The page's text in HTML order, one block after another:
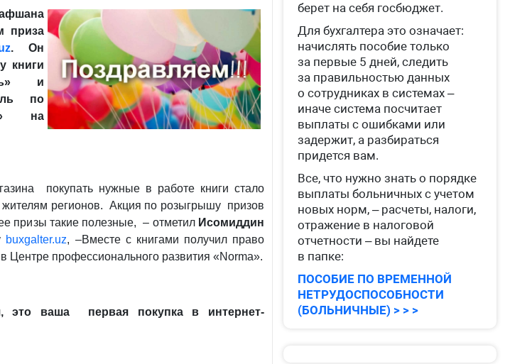
приза
. Он
книги
и
по
на
покупать нужные в работе книги стало
жителям регионов. Акция по розыгрышу призов
призы такие полезные, – отметил Исомиддин
buxgalter.uz, –Вместе с книгами получил право
Центре профессионального развития «Norma».
это ваша первая покупка в интернет-
берет на себя госбюджет.
Для бухгалтера это означает:
начислять пособие только
за первые 5 дней, следить
за правильностью данных
о сотрудниках в системах –
иначе система посчитает
выплаты с ошибками или
задержит, а разбираться
придется вам.
Все, что нужно знать о порядке
выплаты больничных с учетом
новых норм, – расчеты, налоги,
отражение в налоговой
отчетности – вы найдете
в папке:
ПОСОБИЕ ПО ВРЕМЕННОЙ
НЕТРУДОСПОСОБНОСТИ
(БОЛЬНИЧНЫЕ) > > >